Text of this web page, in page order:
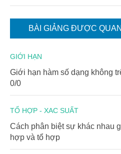
BÀI GIẢNG ĐƯỢC
GIỚI HẠN
Giới hạn hàm số dạng không
0/0
TỔ HỢP - XAC SUẤT
Cách phân biệt sự khác nhau
hợp và tổ hợp